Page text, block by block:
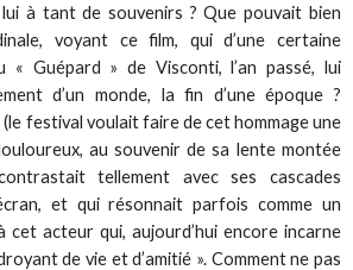
à tant de souvenirs ? Que pouvait bien
voyant ce film, qui d’une certaine
« Guépard » de Visconti, l’an passé, lui
d’un monde, la fin d’une époque ?
(le festival voulait faire de cet hommage une
au souvenir de sa lente montée
tellement avec ses cascades
et qui résonnait parfois comme un
cet acteur qui, aujourd’hui encore incarne
de vie et d’amitié ». Comment ne pas